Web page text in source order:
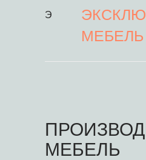
Э
МЕБЕЛЬ
МЕБЕЛЬ